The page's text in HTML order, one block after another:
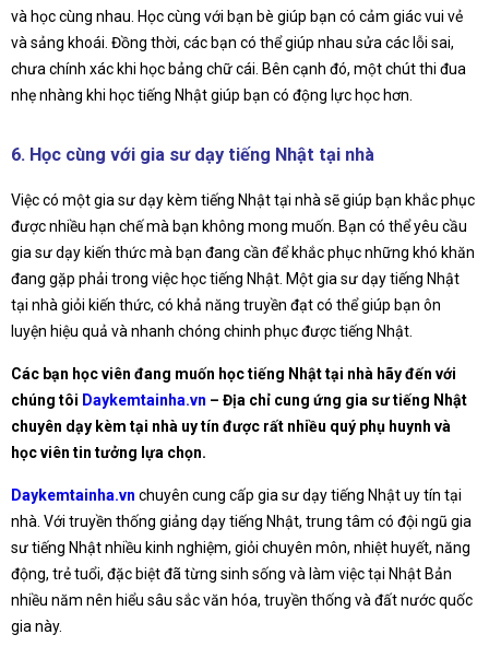
và học cùng nhau. Học cùng với bạn bè giúp bạn có cảm giác vui vẻ
và sảng khoái. Đồng thời, các bạn có thể giúp nhau sửa các lỗi sai,
chưa chính xác khi học bảng chữ cái. Bên cạnh đó, một chút thi đua
nhẹ nhàng khi học tiếng Nhật giúp bạn có động lực học hơn.
6. Học cùng với gia sư dạy tiếng Nhật tại nhà
Việc có một gia sư dạy kèm tiếng Nhật tại nhà sẽ giúp bạn khắc phục
được nhiều hạn chế mà bạn không mong muốn. Bạn có thể yêu cầu
gia sư dạy kiến thức mà bạn đang cần để khắc phục những khó khăn
đang gặp phải trong việc học tiếng Nhật. Một gia sư dạy tiếng Nhật
tại nhà giỏi kiến thức, có khả năng truyền đạt có thể giúp bạn ôn
luyện hiệu quả và nhanh chóng chinh phục được tiếng Nhật.
Các bạn học viên đang muốn học tiếng Nhật tại nhà hãy đến với
chúng tôi Daykemtainha.vn – Địa chỉ cung ứng gia sư tiếng Nhật
chuyên dạy kèm tại nhà uy tín được rất nhiều quý phụ huynh và
học viên tin tưởng lựa chọn.
Daykemtainha.vn chuyên cung cấp gia sư dạy tiếng Nhật uy tín tại
nhà. Với truyền thống giảng dạy tiếng Nhật, trung tâm có đội ngũ gia
sư tiếng Nhật nhiều kinh nghiệm, giỏi chuyên môn, nhiệt huyết, năng
động, trẻ tuổi, đặc biệt đã từng sinh sống và làm việc tại Nhật Bản
nhiều năm nên hiểu sâu sắc văn hóa, truyền thống và đất nước quốc
gia này.